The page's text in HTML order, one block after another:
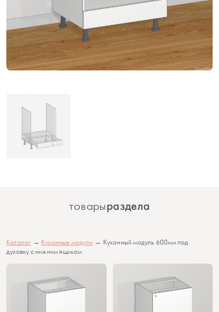
товарыраздела
Каталог → Кухонные модули → Кухонный модуль 600мм под
духовку с нижним ящиком